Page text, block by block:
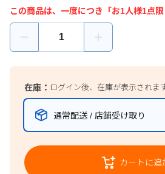
この商品は、一度につき「お1人様1点限
在庫： ログイン後、在庫が表示されま
通常配送 / 店舗受け取り
カートに追